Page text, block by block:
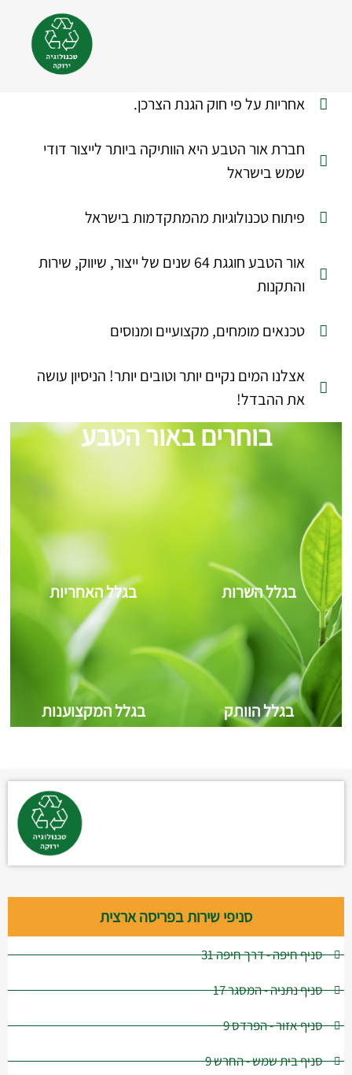
אחריות על פי חוק הגנת הצרכן.
חברת אור הטבע היא הוותיקה ביותר לייצור דודי
שמש בישראל
פיתוח טכנולוגיות מהמתקדמות בישראל
אור הטבע חוגגת 64 שנים של ייצור, שיווק, שירות
והתקנות
טכנאים מומחים, מקצועיים ומנוסים
אצלנו המים נקיים יותר וטובים יותר! הניסיון עושה
את ההבדל!
בוחרים באור הטבע
בגלל השרות בגלל האחריות
בגלל הוותק בגלל המקצוענות
סניפי שירות בפריסה ארצית
סניף חיפה - דרך חיפה 31
סניף נתניה - המסגר 17
סניף אזור - הפרדס 9
סניף בית שמש - החרש 9